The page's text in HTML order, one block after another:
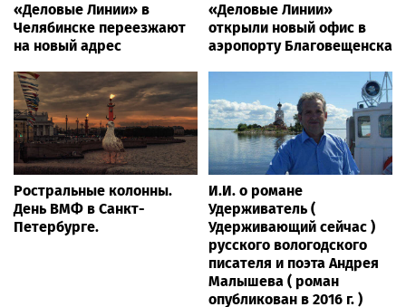
«Деловые Линии» в
Челябинске переезжают
на новый адрес
«Деловые Линии»
открыли новый офис в
аэропорту Благовещенска
Ростральные колонны.
День ВМФ в Санкт-
Петербурге.
И.И. о романе
Удерживатель (
Удерживающий сейчас )
русского вологодского
писателя и поэта Андрея
Малышева ( роман
опубликован в 2016 г. )